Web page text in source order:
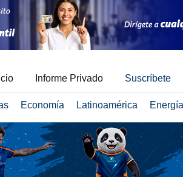
Informe Privado Suscríbete
Economía Latinoamérica Energía